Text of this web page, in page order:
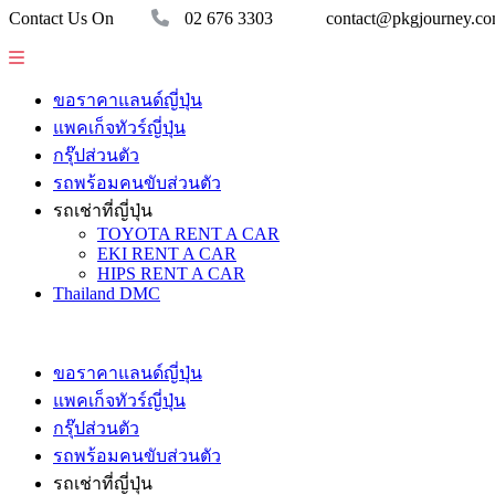
Contact Us On 02 676 3303
ขอราคาแลนด์ญี่ปุ่น
แพคเก็จทัวร์ญี่ปุ่น
กรุ๊ปส่วนตัว
รถพร้อมคนขับส่วนตัว
รถเช่าที่ญี่ปุ่น
TOYOTA RENT A CAR
EKI RENT A CAR
HIPS RENT A CAR
Thailand DMC
ขอราคาแลนด์ญี่ปุ่น
แพคเก็จทัวร์ญี่ปุ่น
กรุ๊ปส่วนตัว
รถพร้อมคนขับส่วนตัว
รถเช่าที่ญี่ปุ่น